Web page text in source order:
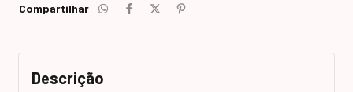
Compartilhar
Descrição